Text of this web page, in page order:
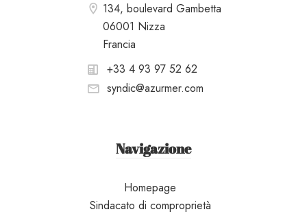
134, boulevard Gambetta
06001 Nizza
Francia
+33 4 93 97 52 62
syndic@azurmer.com
Navigazione
Homepage
Sindacato di comproprietà